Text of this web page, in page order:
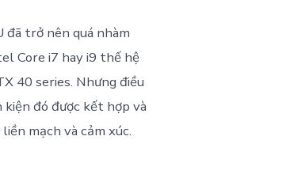
đã trở nên quá nhàm
Core i7 hay i9 thế hệ
40 series. Nhưng điều
đó được kết hợp và
mạch và cảm xúc.